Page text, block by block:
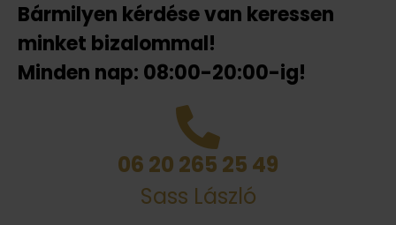
Bármilyen kérdése van keressen
minket bizalommal!
Minden nap: 08:00-20:00-ig!
06 20 265 25 49
Sass László